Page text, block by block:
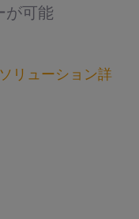
が可能
リューション詳